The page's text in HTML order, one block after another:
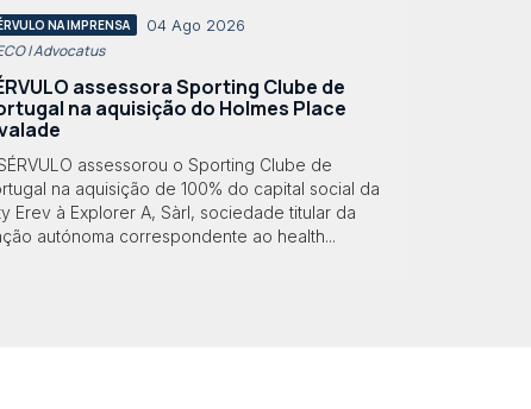
NA IMPRENSA 04 Ago 2026
| Advocatus
assessora Sporting Clube de
na aquisição do Holmes Place
assessorou o Sporting Clube de
na aquisição de 100% do capital social da
Erev à Explorer A, Sàrl, sociedade titular da
autónoma correspondente ao health...